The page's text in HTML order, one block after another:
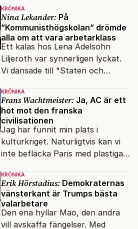
KRÖNIKA
Nina Lekander: På
”Kommunisthögskolan” drömde
alla om att vara arbetarklass
Ett kalas hos Lena Adelsohn
Liljeroth var synnerligen lyckat.
Vi dansade till "Staten och
KRÖNIKA
Frans Wachtmeister: Ja, AC är ett
hot mot den franska
civilisationen
Jag har funnit min plats i
kulturkriget. Naturligtvis kan vi
inte befläcka Paris med plastiga
KRÖNIKA
Erik Hörstadius: Demokraternas
vänsterkant är Trumps bästa
valarbetare
Den ena hyllar Mao, den andra
vill avskaffa fängelser. Med